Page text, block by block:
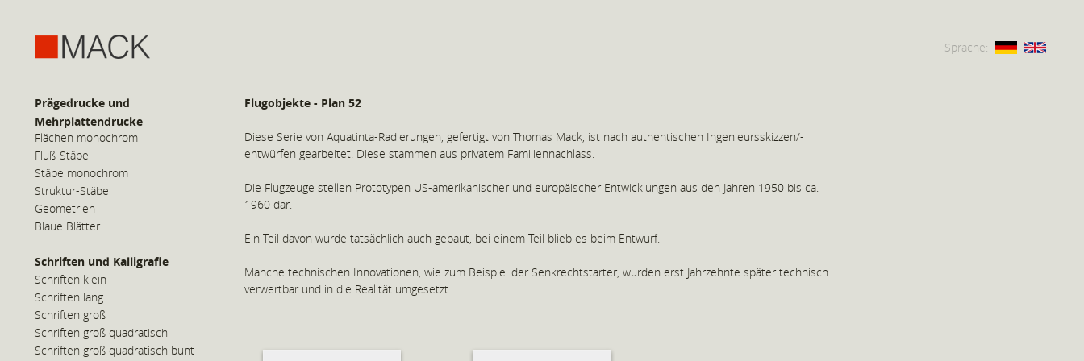
Sprache:
Prägedrucke und
Mehrplattendrucke
Flächen monochrom
Fluß-Stäbe
Stäbe monochrom
Struktur-Stäbe
Geometrien
Blaue Blätter
Schriften und Kalligrafie
Schriften klein
Schriften lang
Schriften groß
Schriften groß quadratisch
Schriften groß quadratisch bunt
Flugobjekte - Plan 52
Diese Serie von Aquatinta-Radierungen, gefertigt von Thomas Mack, ist nach authentischen Ingenieursskizzen/-
entwürfen gearbeitet. Diese stammen aus privatem Familiennachlass.
Die Flugzeuge stellen Prototypen US-amerikanischer und europäischer Entwicklungen aus den Jahren 1950 bis ca.
1960 dar.
Ein Teil davon wurde tatsächlich auch gebaut, bei einem Teil blieb es beim Entwurf.
Manche technischen Innovationen, wie zum Beispiel der Senkrechtstarter, wurden erst Jahrzehnte später technisch
verwertbar und in die Realität umgesetzt.